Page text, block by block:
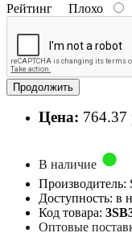
Рейтинг Плохо
Продолжить
Цена: 764.37
В наличие
Производитель:
Доступность: в
Код товара:
Оптовые